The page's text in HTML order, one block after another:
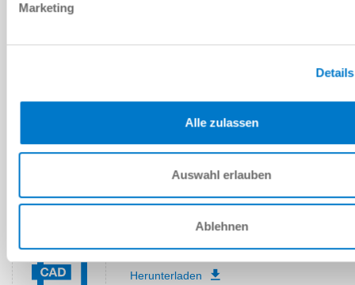
Marketing
Alle zulassen
Auswahl erlauben
Ablehnen
DOWNLOADS
PDF-Datenblatt
Herunterladen
Download CAD-Daten
Herunterladen